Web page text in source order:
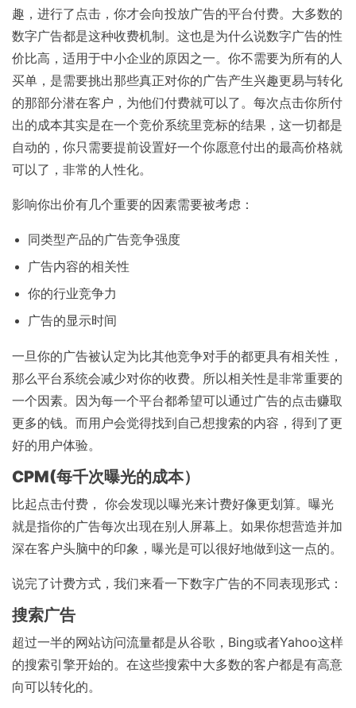
趣，进行了点击，你才会向投放广告的平台付费。大多数的
数字广告都是这种收费机制。这也是为什么说数字广告的性
价比高，适用于中小企业的原因之一。你不需要为所有的人
买单，是需要挑出那些真正对你的广告产生兴趣更易与转化
的那部分潜在客户，为他们付费就可以了。每次点击你所付
出的成本其实是在一个竞价系统里竞标的结果，这一切都是
自动的，你只需要提前设置好一个你愿意付出的最高价格就
可以了，非常的人性化。
影响你出价有几个重要的因素需要被考虑：
同类型产品的广告竞争强度
广告内容的相关性
你的行业竞争力
广告的显示时间
一旦你的广告被认定为比其他竞争对手的都更具有相关性，
那么平台系统会减少对你的收费。所以相关性是非常重要的
一个因素。因为每一个平台都希望可以通过广告的点击赚取
更多的钱。而用户会觉得找到自己想搜索的内容，得到了更
好的用户体验。
CPM(每千次曝光的成本）
比起点击付费， 你会发现以曝光来计费好像更划算。曝光
就是指你的广告每次出现在别人屏幕上。如果你想营造并加
深在客户头脑中的印象，曝光是可以很好地做到这一点的。
说完了计费方式，我们来看一下数字广告的不同表现形式：
搜索广告
超过一半的网站访问流量都是从谷歌，Bing或者Yahoo这样
的搜索引擎开始的。在这些搜索中大多数的客户都是有高意
向可以转化的。